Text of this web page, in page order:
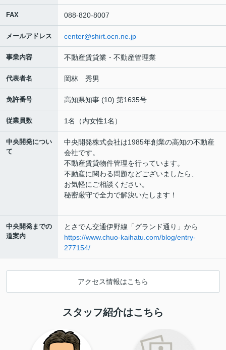
FAX 088-820-8007
メールアドレス center@shirt.ocn.ne.jp
事業内容 不動産賃貸業・不動産管理業
代表者名 岡林 秀男
免許番号 高知県知事 (10) 第1635号
従業員数 1名（内女性1名）
中央開発につい
て
中央開発株式会社は1985年創業の高知の不動産
会社です。
不動産賃貸物件管理を行っています。
不動産に関わる問題などございましたら、
お気軽にご相談ください。
秘密厳守で全力で解決いたします！
中央開発までの
道案内
とさでん交通伊野線「グランド通り」から
https://www.chuo-kaihatu.com/blog/entry-
277154/
アクセス情報はこちら
スタッフ紹介はこちら